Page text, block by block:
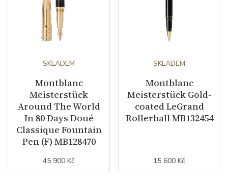
SKLADEM
Montblanc
Meisterstück
Around The World
In 80 Days Doué
Classique Fountain
Pen (F) MB128470
45 900 Kč
SKLADEM
Montblanc
Meisterstück Gold-
coated LeGrand
Rollerball MB132454
15 600 Kč